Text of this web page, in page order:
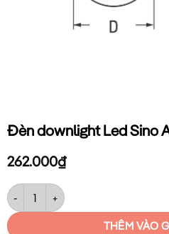
Đèn downlight Led Sino
262.000₫
Đèn downlight Led Sino ASV/125/9
THÊM VÀO